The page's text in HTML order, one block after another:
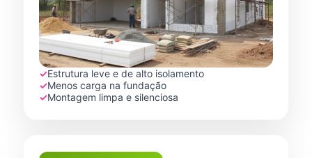
✓Estrutura leve e de alto isolamento
✓Menos carga na fundação
✓Montagem limpa e silenciosa